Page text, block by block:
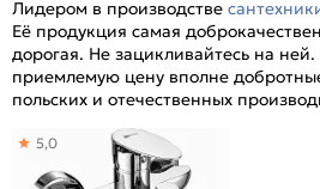
Лидером в производстве
Её продукция самая
дорогая. Не зацикливайтесь на
приемлемую цену вполне
польских и отечественных
5,0